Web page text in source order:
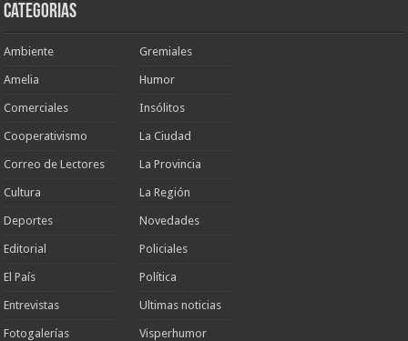
Categorias
Ambiente
Amelia
Comerciales
Cooperativismo
Correo de Lectores
Cultura
Deportes
Editorial
El País
Entrevistas
Fotogalerías
Gremiales
Humor
Insólitos
La Ciudad
La Provincia
La Región
Novedades
Policiales
Política
Ultimas noticias
Visperhumor